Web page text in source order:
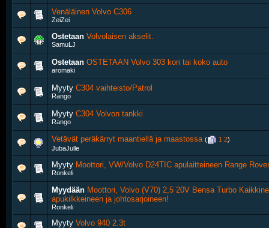
Venäläinen Volvo C306
ZeiZei
Ostetaan Volvolaisen akselit.
SamuLJ
Ostetaan OSTETAAN Volvo 303 kori tai koko auto
aromaki
Myyty C304 vaihteisto/Patrol
Rango
Myyty C304 Volvon tankki
Rango
Vetävät peräkärryt maantiellä ja maastossa‎ ( 1 2)
JubaJulle
Myyty Moottori, VW/Volvo D24TIC apulaitteineen Range
Ronkeli
Myydään Moottori, Volvo (V70) 2,5 20V Bensa Turbo Kaikkine
apukilkkeineen ja johtosarjoineen!
Ronkeli
Myyty Volvo 940 2.3t